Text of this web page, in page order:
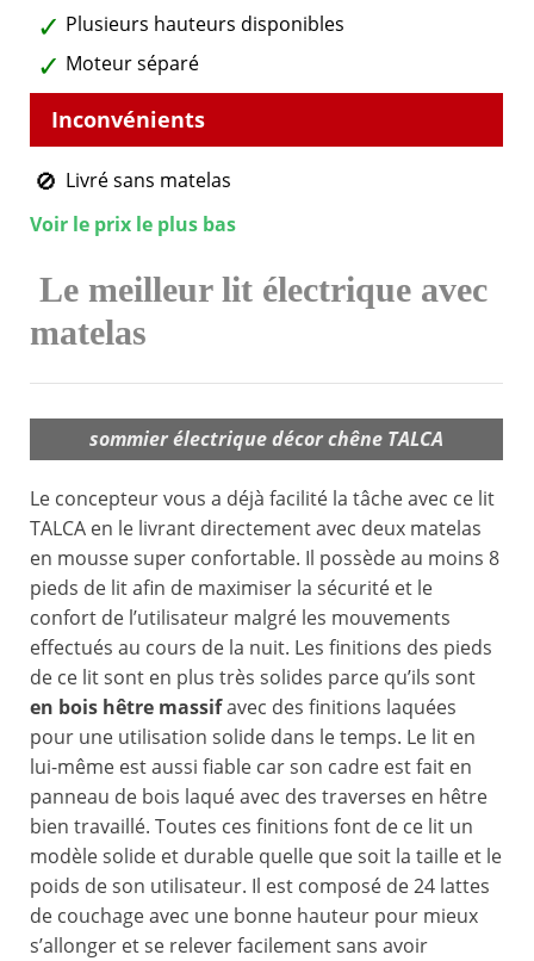
Plusieurs hauteurs disponibles
Moteur séparé
Livré sans matelas
Voir le prix le plus bas
Le meilleur lit électrique avec
matelas
sommier électrique décor chêne TALCA
Le concepteur vous a déjà facilité la tâche avec ce lit
TALCA en le livrant directement avec deux matelas
en mousse super confortable. Il possède au moins 8
pieds de lit afin de maximiser la sécurité et le
confort de l’utilisateur malgré les mouvements
effectués au cours de la nuit. Les finitions des pieds
de ce lit sont en plus très solides parce qu’ils sont
en bois hêtre massifavec des finitions laquées
pour une utilisation solide dans le temps. Le lit en
lui-même est aussi fiable car son cadre est fait en
panneau de bois laqué avec des traverses en hêtre
bien travaillé. Toutes ces finitions font de ce lit un
modèle solide et durable quelle que soit la taille et le
poids de son utilisateur. Il est composé de 24 lattes
de couchage avec une bonne hauteur pour mieux
s’allonger et se relever facilement sans avoir